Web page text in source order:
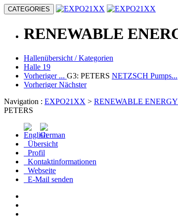
CATEGORIES
RENEWABLE
Hallenübersicht / Kategorien
Halle 19
Vorheriger ... G3: PETERS NETZSCH Pumps...
VorherigerNächster
Navigation : EXPO21XX > RENEWABLE
PETERS
Übersicht
Profil
Kontaktinformationen
Webseite
E-Mail senden